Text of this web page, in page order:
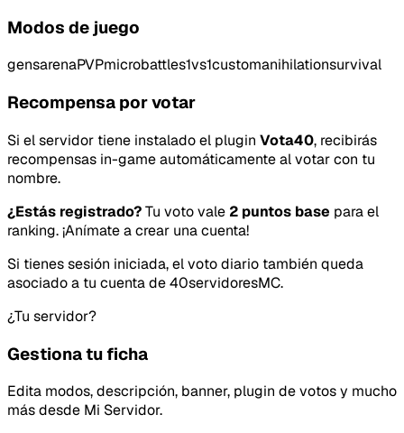
Modos de juego
gensarenaPVPmicrobattles1vs1customanihilationsurvival
Recompensa por votar
Si el servidor tiene instalado el plugin Vota40, recibirás
recompensas in-game automáticamente al votar con tu
nombre.
¿Estás registrado?Tu voto vale 2 puntos base para el
ranking. ¡Anímate a crear una cuenta!
Si tienes sesión iniciada, el voto diario también queda
asociado a tu cuenta de 40servidoresMC.
¿Tu servidor?
Gestiona tu ficha
Edita modos, descripción, banner, plugin de votos y mucho
más desde Mi Servidor.
Tipo de feedback
Idea o mejora